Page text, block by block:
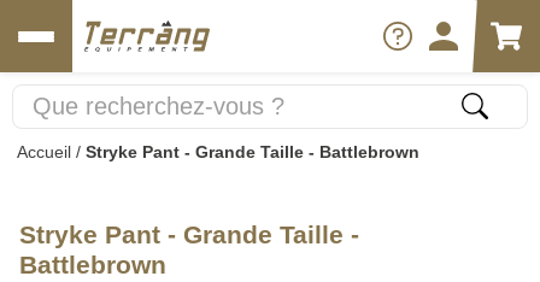
Accueil / Stryke Pant - Grande Taille - Battlebrown
Stryke Pant - Grande Taille -
Battlebrown